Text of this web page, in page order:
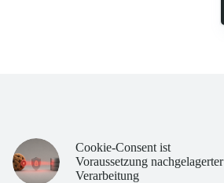
Cookie-Consent ist
Voraussetzung nachgelagerter
Verarbeitung